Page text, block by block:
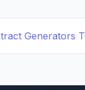
Generators